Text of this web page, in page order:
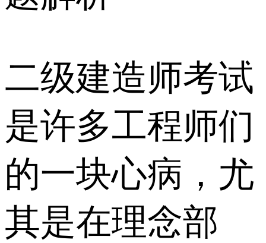
二级建造师考试
是许多工程师们
的一块心病，尤
其是在理念部